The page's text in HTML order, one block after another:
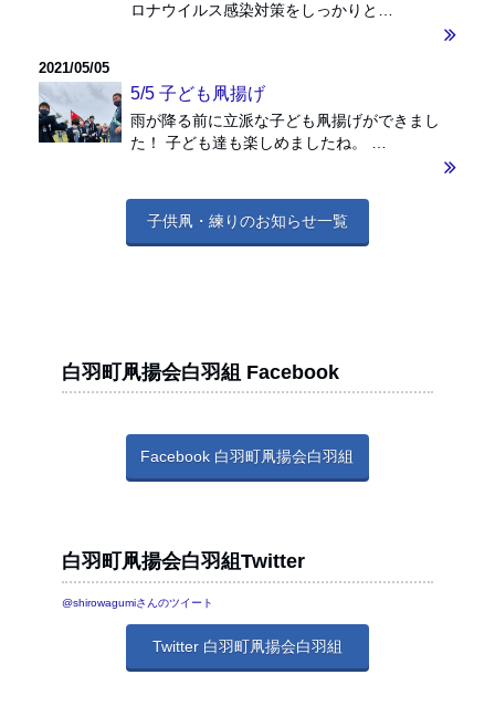
ロナウイルス感染対策をしっかりと…
2021/05/05
5/5 子ども凧揚げ
雨が降る前に立派な子ども凧揚げができまし
た！ 子ども達も楽しめましたね。 …
子供凧・練りのお知らせ一覧
白羽町凧揚会白羽組 Facebook
Facebook 白羽町凧揚会白羽組
白羽町凧揚会白羽組Twitter
@shirowagumiさんのツイート
Twitter 白羽町凧揚会白羽組